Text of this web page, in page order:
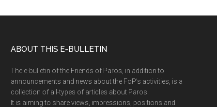
Footer
ABOUT THIS E-BULLETIN
The e-bulletin of the Friends of Paros, in addition to
announcements and news about the FoP’s activities, is a
collection of all-types of articles about Paros.
It is aiming to share views, impressions, positions and